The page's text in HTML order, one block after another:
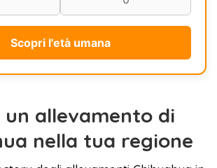
Scopri l'età umana
un allevamento di
nella tua regione